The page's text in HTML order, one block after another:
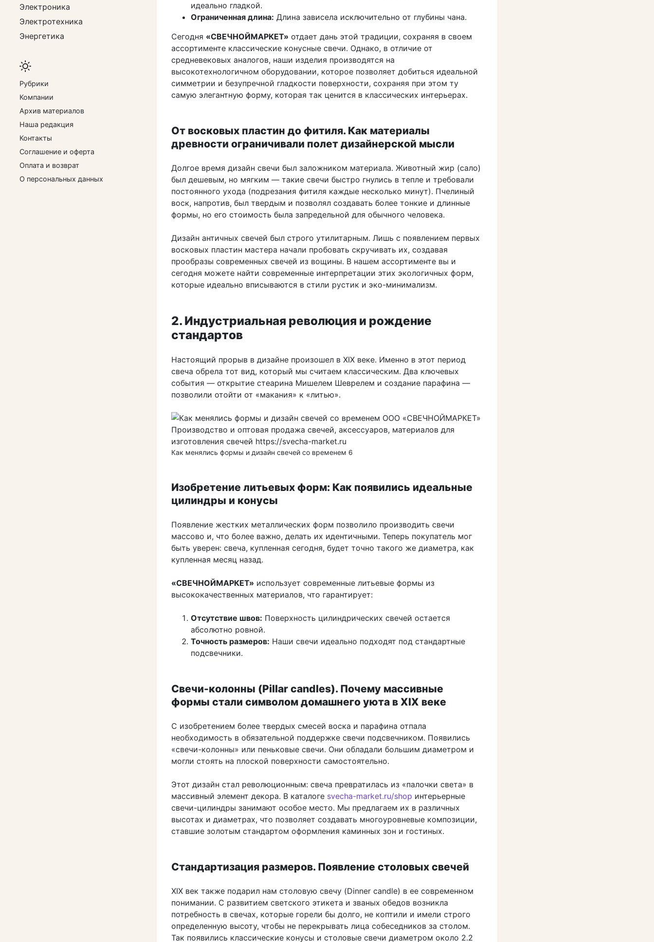
идеально гладкой.
Ограниченная длина: Длина зависела исключительно от глубины чана.
Сегодня «СВЕЧНОЙМАРКЕТ» отдает дань этой традиции, сохраняя в своем
ассортименте классические конусные свечи. Однако, в отличие от
средневековых аналогов, наши изделия производятся на
высокотехнологичном оборудовании, которое позволяет добиться идеальной
симметрии и безупречной гладкости поверхности, сохраняя при этом ту
самую элегантную форму, которая так ценится в классических интерьерах.
От восковых пластин до фитиля. Как материалы
древности ограничивали полет дизайнерской мысли
Долгое время дизайн свечи был заложником материала. Животный жир (сало)
был дешевым, но мягким — такие свечи быстро гнулись в тепле и требовали
постоянного ухода (подрезания фитиля каждые несколько минут). Пчелиный
воск, напротив, был твердым и позволял создавать более тонкие и длинные
формы, но его стоимость была запредельной для обычного человека.
Дизайн античных свечей был строго утилитарным. Лишь с появлением первых
восковых пластин мастера начали пробовать скручивать их, создавая
прообразы современных свечей из вощины. В нашем ассортименте вы и
сегодня можете найти современные интерпретации этих экологичных форм,
которые идеально вписываются в стили рустик и эко-минимализм.
2. Индустриальная революция и рождение
стандартов
Настоящий прорыв в дизайне произошел в XIX веке. Именно в этот период
свеча обрела тот вид, который мы считаем классическим. Два ключевых
события — открытие стеарина Мишелем Шеврелем и создание парафина —
позволили отойти от «макания» к «литью».
Как менялись формы и дизайн свечей со временем 6
Изобретение литьевых форм: Как появились идеальные
цилиндры и конусы
Появление жестких металлических форм позволило производить свечи
массово и, что более важно, делать их идентичными. Теперь покупатель мог
быть уверен: свеча, купленная сегодня, будет точно такого же диаметра, как
купленная месяц назад.
«СВЕЧНОЙМАРКЕТ» использует современные литьевые формы из
высококачественных материалов, что гарантирует:
Отсутствие швов: Поверхность цилиндрических свечей остается
абсолютно ровной.
Точность размеров: Наши свечи идеально подходят под стандартные
подсвечники.
Свечи-колонны (Pillar candles). Почему массивные
формы стали символом домашнего уюта в XIX веке
С изобретением более твердых смесей воска и парафина отпала
необходимость в обязательной поддержке свечи подсвечником. Появились
«свечи-колонны» или пеньковые свечи. Они обладали большим диаметром и
могли стоять на плоской поверхности самостоятельно.
Этот дизайн стал революционным: свеча превратилась из «палочки света» в
массивный элемент декора. В каталоге svecha-market.ru/shop интерьерные
свечи-цилиндры занимают особое место. Мы предлагаем их в различных
высотах и диаметрах, что позволяет создавать многоуровневые композиции,
ставшие золотым стандартом оформления каминных зон и гостиных.
Стандартизация размеров. Появление столовых свечей
XIX век также подарил нам столовую свечу (Dinner candle) в ее современном
понимании. С развитием светского этикета и званых обедов возникла
потребность в свечах, которые горели бы долго, не коптили и имели строго
определенную высоту, чтобы не перекрывать лица собеседников за столом.
Так появились классические конусы и столовые свечи диаметром около 2.2
Электроника
Электротехника
Энергетика
Рубрики
Компании
Архив материалов
Наша редакция
Контакты
Соглашение и оферта
Оплата и возврат
О персональных данных